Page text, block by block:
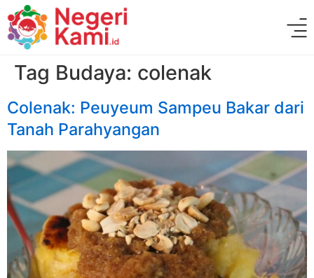
Tag Budaya: colenak
Colenak: Peuyeum Sampeu Bakar dari
Tanah Parahyangan